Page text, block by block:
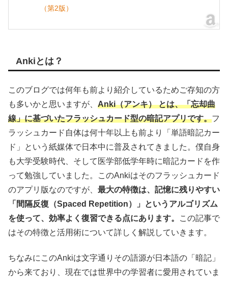
（第2版）
Ankiとは？
このブログでは何年も前より紹介しているためご存知の方
も多いかと思いますが、 Anki（アンキ） とは、「忘却曲
線」に基づいたフラッシュカード型の暗記アプリです。フ
ラッシュカード自体は何十年以上も前より「単語暗記カー
ド」という紙媒体で日本中に普及されてきました。僕自身
も大学受験時代、そして医学部低学年時に暗記カードを作
って勉強していました。このAnkiはそのフラッシュカード
のアプリ版なのですが、 最大の特徴は、記憶に残りやすい
「間隔反復（Spaced Repetition）」というアルゴリズム
を使って、効率よく復習できる点にあります。
この記事で
はその特徴と活用術について詳しく解説していきます。
ちなみにこのAnkiは文字通りその語源が日本語の「暗記」
から来ており、現在では世界中の学習者に愛用されていま